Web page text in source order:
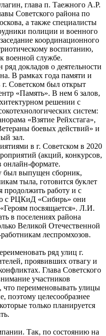
глава п. Таежного А.Р.
Советского района по
а также специалисты
полиции и военного
координационного
воспитанию,
военной службе.
докладов о деятельности
В рамках года памяти и
г. Советском был открыт
«Память». В нем 6 залов,
решении с
систем:
«Взятие Рейхстага»,
боевых действий» и
зал.
в г. Советском в 2020
(акций, конкурсов,
формате.
был выпущен сборник,
тыла, готовится буклет
продолжить работу и с
с РЦКиД «Сибирь» они
посвящается». Л.И.
в поселениях района
Великой Отечественной
леспромхозов.
ряд улиц г.
проявивших отвагу и
Глава Советского
участников
что переименовывать улицы
поэтому целесообразнее
только планируется
Так, по состоянию на